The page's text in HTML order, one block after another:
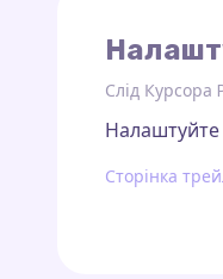
Слід Курсора
Налаштуйте
Сторінка